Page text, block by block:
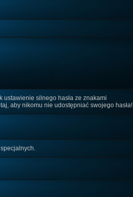
ustawienie silnego hasła ze znakami
aby nikomu nie udostępniać swojego hasła!